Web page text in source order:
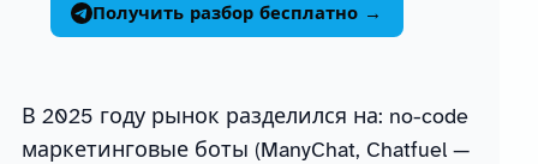
Получить разбор бесплатно →
В 2025 году рынок разделился на: no-code
маркетинговые боты (ManyChat, Chatfuel —